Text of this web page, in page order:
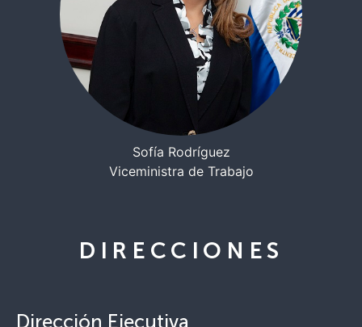
Sofía Rodríguez
Viceministra de Trabajo
DIRECCIONES
Dirección Ejecutiva